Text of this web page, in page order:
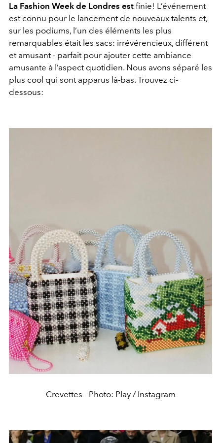
La Fashion Week de Londres est finie! L’événement
est connu pour le lancement de nouveaux talents et,
sur les podiums, l’un des éléments les plus
remarquables était les sacs: irrévérencieux, différent
et amusant - parfait pour ajouter cette ambiance
amusante à l’aspect quotidien. Nous avons séparé les
plus cool qui sont apparus là-bas. Trouvez ci-
dessous:
Crevettes - Photo: Play / Instagram